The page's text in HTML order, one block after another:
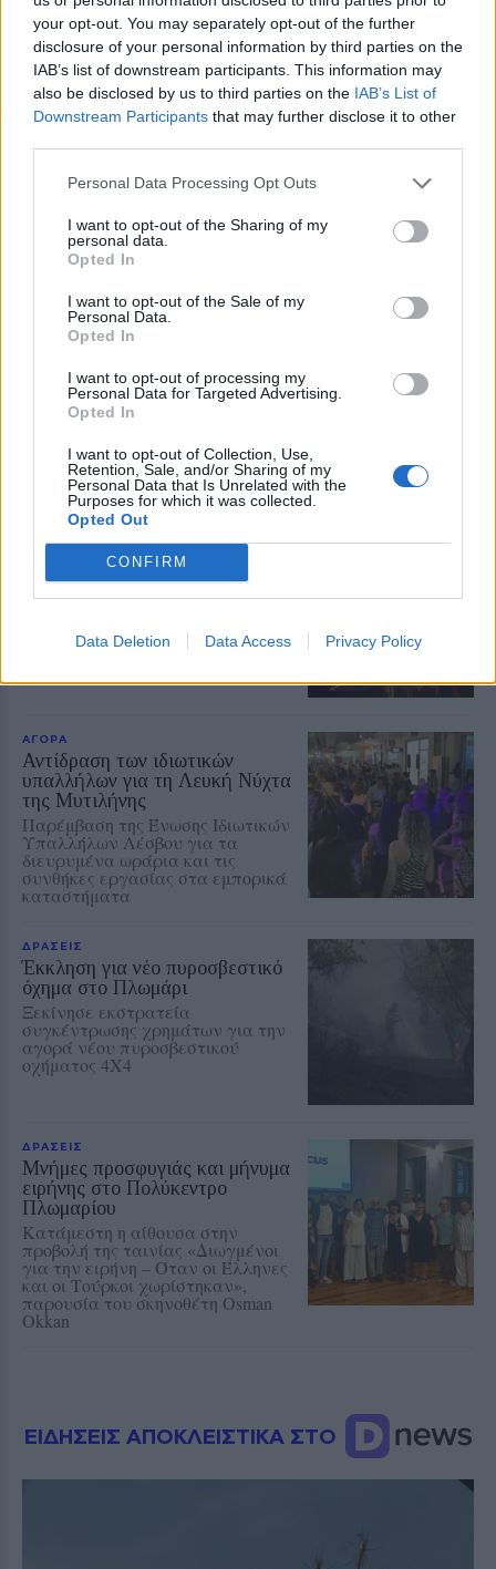
your opt-out. You may separately opt-out of the further
disclosure of your personal information by third parties on the
IAB’s list of downstream participants. This information may
also be disclosed by us to third parties on the IAB’s List of
Downstream Participants that may further disclose it to other
Personal Data Processing Opt Outs
I want to opt-out of the Sharing of my
personal data.
Opted In
I want to opt-out of the Sale of my
Personal Data.
Opted In
I want to opt-out of processing my
Personal Data for Targeted Advertising.
Opted In
I want to opt-out of Collection, Use,
Retention, Sale, and/or Sharing of my
Personal Data that Is Unrelated with the
Purposes for which it was collected.
Opted Out
CONFIRM
Data Deletion Data Access Privacy Policy
εγκατέλειψε το σημείο
Εκπαιδευτικοί του Πρότυπου
ΓΕΛ Μυτιλήνης σε πρόγραμμα
Επιμόρφωση σε σύγχρονες
εφαρμογές τεχνητής νοημοσύνης
και πρακτικές συμπεριληπτικής
εκπαίδευσης
ΔΡΑΣΕΙΣ
Η Λέσβος στη Διεθνή
Παγκόσμιων Γεωπάρκων
UNESCO
Μαθητές του Πρότυπου ΓΕΛ
Απολιθωμένο Δάσος και τη
συμβολή του στη μελέτη της
κλιματικής αλλαγής
Μαθαίνοντας από μικροί να
κινούμαστε με ασφάλεια
Εκδήλωση της Ένωσης Συλλόγων
ομιλήτρια την αστυνόμο Χρύσα
ΑΓΟΡΑ
Αντίδραση των ιδιωτικών
υπαλλήλων για τη Λευκή Νύχτα
της Μυτιλήνης
Παρέμβαση της Ένωσης Ιδιωτικών
Υπαλλήλων Λέσβου για τα
διευρυμένα ωράρια και τις
συνθήκες εργασίας στα εμπορικά
καταστήματα
ΔΡΑΣΕΙΣ
Έκκληση για νέο πυροσβεστικό
όχημα στο Πλωμάρι
Ξεκίνησε εκστρατεία
συγκέντρωσης χρημάτων για την
αγορά νέου πυροσβεστικού
οχήματος 4Χ4
ΔΡΑΣΕΙΣ
Μνήμες προσφυγιάς και μήνυμα
ειρήνης στο Πολύκεντρο
Πλωμαρίου
Κατάμεστη η αίθουσα στην
προβολή της ταινίας «Διωγμένοι
για την ειρήνη – Όταν οι Έλληνες
και οι Τούρκοι χωρίστηκαν»,
παρουσία του σκηνοθέτη Osman
Okkan
ΕΙΔΗΣΕΙΣ ΑΠΟΚΛΕΙΣΤΙΚΑ ΣΤΟ